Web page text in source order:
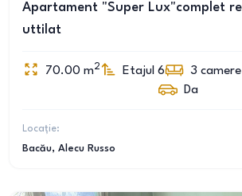
Apartament "Super Lux"complet
uttilat
70.00 m2 Etajul 6 3 camere
Da
Locație:
Bacău, Alecu Russo